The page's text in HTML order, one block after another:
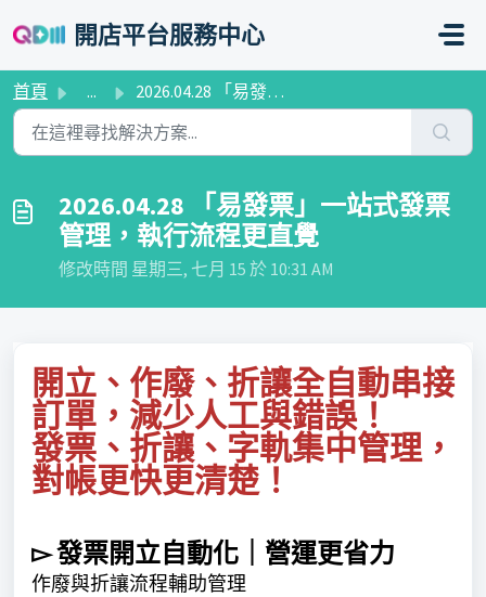
開店平台服務中心
首頁 ... 2026.04.28 「易發票」一站式發票管理，執行流程更直覺
2026.04.28 「易發票」一站式發票
管理，執行流程更直覺
修改時間 星期三, 七月 15 於 10:31 AM
開立、作廢、折讓全自動串接
訂單，減少人工與錯誤！
發票、折讓、字軌集中管理，
對帳更快更清楚！
▻ 發票開立自動化｜營運更省力
作廢與折讓流程輔助管理